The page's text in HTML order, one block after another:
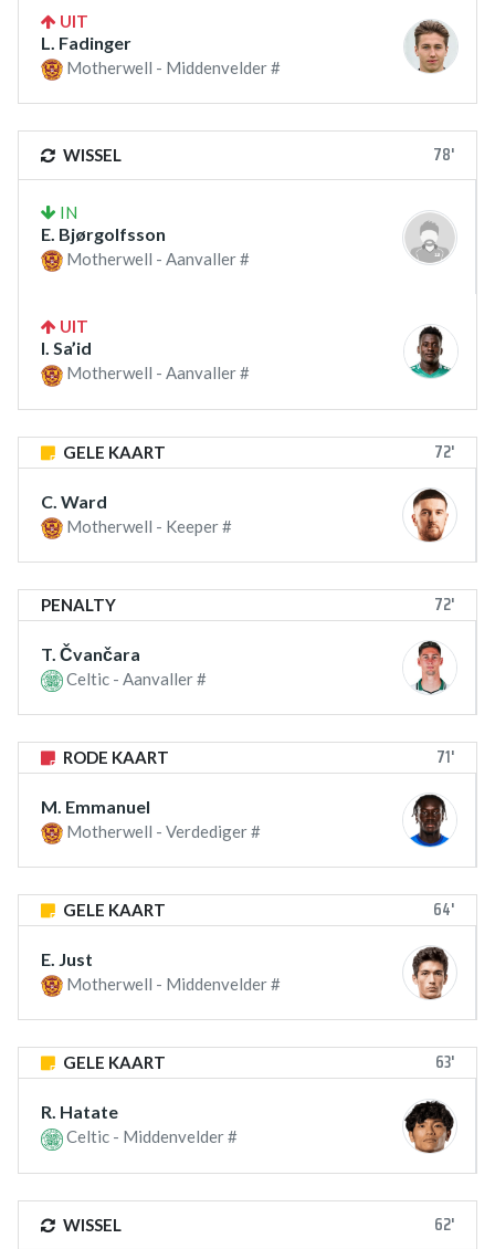
UIT
L. Fadinger
Motherwell - Middenvelder #
WISSEL 78'
IN
E. Bjørgolfsson
Motherwell - Aanvaller #
UIT
I. Sa’id
Motherwell - Aanvaller #
GELE KAART 72'
C. Ward
Motherwell - Keeper #
PENALTY 72'
T. Čvančara
Celtic - Aanvaller #
RODE KAART 71'
M. Emmanuel
Motherwell - Verdediger #
GELE KAART 64'
E. Just
Motherwell - Middenvelder #
GELE KAART 63'
R. Hatate
Celtic - Middenvelder #
WISSEL 62'